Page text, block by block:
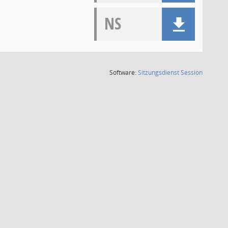
NS
Software:SitzungsdienstSession(Wird in